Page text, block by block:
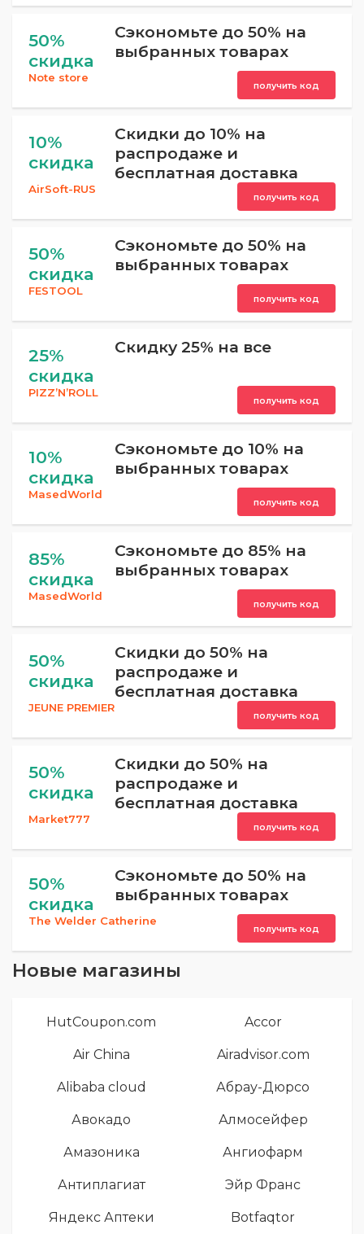
50%
скидка
Сэкономьте до 50% на
выбранных товарах
Note store
получить код
10%
скидка
Скидки до 10% на
распродаже и
бесплатная доставка
AirSoft-RUS
получить код
50%
скидка
Сэкономьте до 50% на
выбранных товарах
FESTOOL
получить код
25%
скидка
Cкидку 25% на все
PIZZ’N’ROLL
получить код
10%
скидка
Сэкономьте до 10% на
выбранных товарах
MasedWorld
получить код
85%
скидка
Сэкономьте до 85% на
выбранных товарах
MasedWorld
получить код
50%
скидка
Скидки до 50% на
распродаже и
бесплатная доставка
JEUNE PREMIER
получить код
50%
скидка
Скидки до 50% на
распродаже и
бесплатная доставка
Market777
получить код
50%
скидка
Сэкономьте до 50% на
выбранных товарах
The Welder Catherine
получить код
Новые магазины
HutCoupon.com Accor
Air China Airadvisor.com
Alibaba cloud Абрау-Дюрсо
Авокадо Алмосейфер
Амазоника Ангиофарм
Антиплагиат Эйр Франс
Яндекс Аптеки Botfaqtor